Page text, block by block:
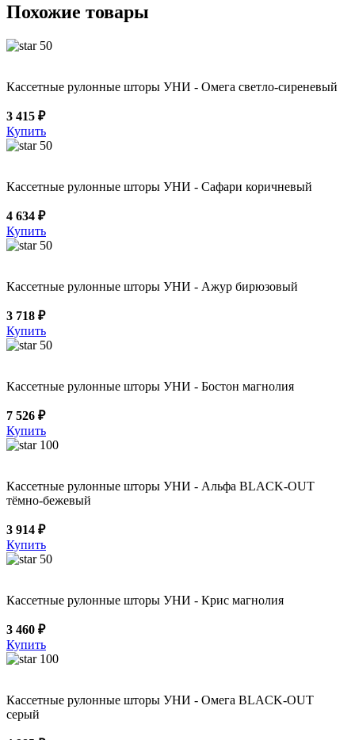
Похожие товары
50
Кассетные рулонные шторы УНИ - Омега светло-сиреневый
3 415 ₽
Купить
50
Кассетные рулонные шторы УНИ - Сафари коричневый
4 634 ₽
Купить
50
Кассетные рулонные шторы УНИ - Ажур бирюзовый
3 718 ₽
Купить
50
Кассетные рулонные шторы УНИ - Бостон магнолия
7 526 ₽
Купить
100
Кассетные рулонные шторы УНИ - Альфа BLACK-OUT
тёмно-бежевый
3 914 ₽
Купить
50
Кассетные рулонные шторы УНИ - Крис магнолия
3 460 ₽
Купить
100
Кассетные рулонные шторы УНИ - Омега BLACK-OUT
серый